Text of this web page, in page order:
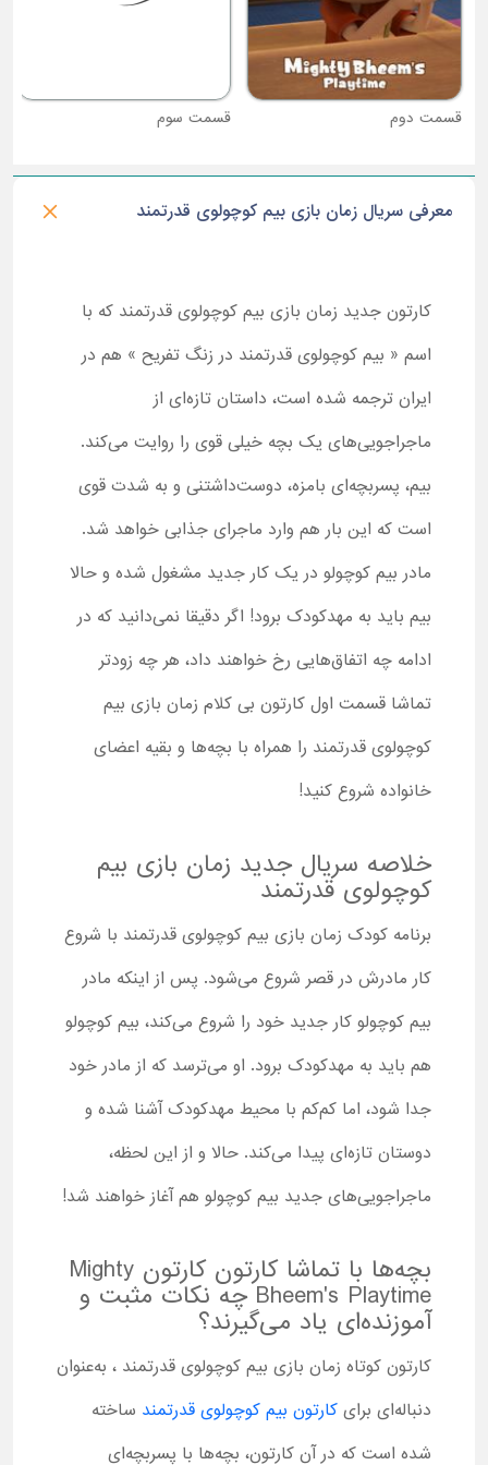
قسمت دوم قسمت سوم
معرفی سریال زمان بازی بیم کوچولوی قدرتمند
کارتون جدید زمان بازی بیم کوچولوی قدرتمند که با
اسم « بیم کوچولوی قدرتمند در زنگ تفریح » هم در
ایران ترجمه شده است، داستان تازه‌ای از
ماجراجویی‌های یک بچه خیلی قوی را روایت می‌کند.
بیم، پسربچه‌ای بامزه، دوست‌داشتنی و به شدت قوی
است که این بار هم وارد ماجرای جذابی خواهد شد.
مادر بیم کوچولو در یک کار جدید مشغول شده و حالا
بیم باید به مهدکودک برود! اگر دقیقا نمی‌دانید که در
ادامه چه اتفاق‌هایی رخ خواهند داد، هر چه زودتر
تماشا قسمت اول کارتون بی کلام زمان بازی بیم
کوچولوی قدرتمند را همراه با بچه‌ها و بقیه اعضای
خانواده شروع کنید!
خلاصه سریال جدید زمان بازی بیم
کوچولوی قدرتمند
برنامه کودک زمان بازی بیم کوچولوی قدرتمند با شروع
کار مادرش در قصر شروع می‌شود. پس از اینکه مادر
بیم کوچولو کار جدید خود را شروع می‌کند، بیم کوچولو
هم باید به مهدکودک برود. او می‌ترسد که از مادر خود
جدا شود، اما کم‌کم با محیط مهدکودک آشنا شده و
دوستان تازه‌ای پیدا می‌کند. حالا و از این لحظه،
ماجراجویی‌های جدید بیم کوچولو هم آغاز خواهند شد!
بچه‌ها با تماشا کارتون کارتون Mighty
Bheem's Playtime چه نکات مثبت و
آموزنده‌ای یاد می‌گیرند؟
کارتون کوتاه زمان بازی بیم کوچولوی قدرتمند ، به‌عنوان
دنباله‌ای برای کارتون بیم کوچولوی قدرتمند ساخته
شده است که در آن کارتون، بچه‌ها با پسربچه‌ای